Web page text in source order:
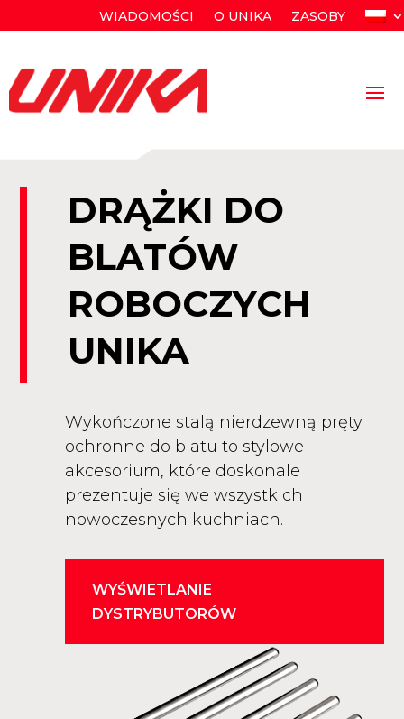
WIADOMOŚCI O UNIKA ZASOBY
DRĄŻKI DO
BLATÓW
ROBOCZYCH
UNIKA
Wykończone stalą nierdzewną pręty
ochronne do blatu to stylowe
akcesorium, które doskonale
prezentuje się we wszystkich
nowoczesnych kuchniach.
WYŚWIETLANIE
DYSTRYBUTORÓW